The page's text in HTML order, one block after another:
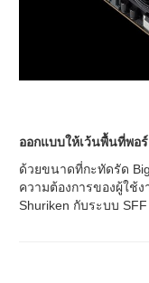
ออกแบบให้เว้นพื้นที่พอ
ด้วยขนาดที่กะทัดรัด
ความต้องการของผู้ใช้
Shuriken กับระบบ